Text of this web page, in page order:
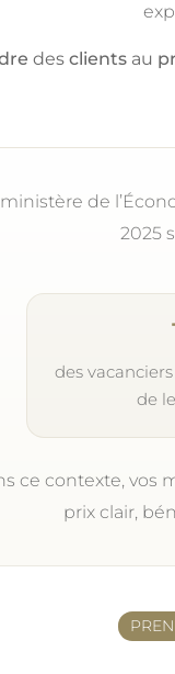
des clients au
ministère de
2025
des
de
ce contexte, vos
prix clair,